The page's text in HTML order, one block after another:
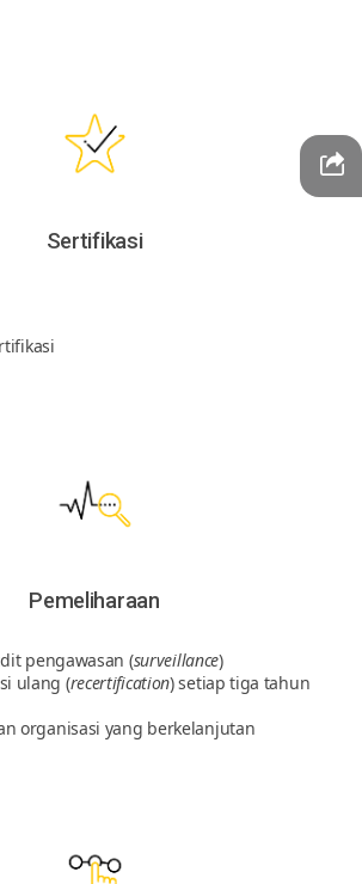
Sertifikasi
Pemeliharaan
pengawasan (surveillance)
ulang (recertification) setiap tiga tahun
organisasi yang berkelanjutan